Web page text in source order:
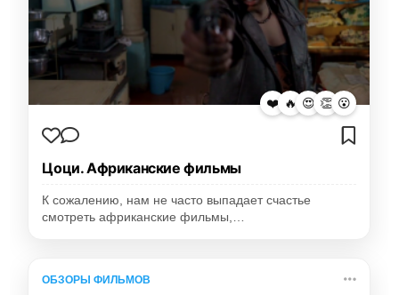
❤️ 🔥 😍 👏 😮
Цоци. Африканские фильмы
К сожалению, нам не часто выпадает счастье
смотреть африканские фильмы,…
ОБЗОРЫ ФИЛЬМОВ